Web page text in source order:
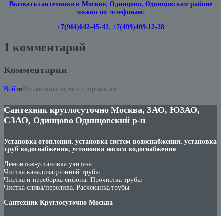
Вызвать сантехника в Москве, Одинцово, Одинцовском районе
можно по телефонам:
+7(964)642-45-42, +7(499)409-12-28
1 комментарий
Комментарии
Войти Вы должны зарегистрироваться.
Сантехник круглосуточно Москва, ЗАО, ЮЗАО,
СЗАО, Одинцово Одинцовский р-н
Установка отопления, установка систем водоснабжения, установка
труб водоснабжения, установка насоса водоснабжения
Демонтаж-установка унитаза
Чистка канализационной трубы
Чистка и переборка сифона. Прочистка трубы
Чистка слива/перелива. Расчеканка трубы
Сантехник Круглосуточно Москва